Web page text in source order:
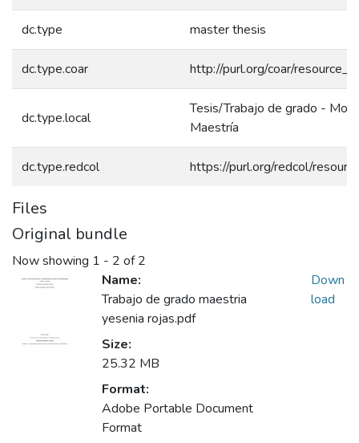
dc.type master thesis
dc.type.coar http://purl.org/coar/
dc.type.local
Tesis/Trabajo de grado -
Maestría
dc.type.redcol https://purl.org/redcol/
Files
Original bundle
Now showing 1 - 2 of 2
Name:
Trabajo de grado maestria
yesenia rojas.pdf
Size:
25.32 MB
Format:
Adobe Portable Document
Format
Down
load